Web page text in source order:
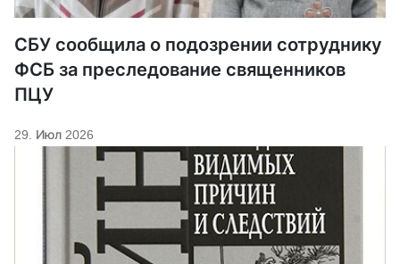
СБУ сообщила о подозрении сотруднику
ФСБ за преследование священников
ПЦУ
29. Июл 2026